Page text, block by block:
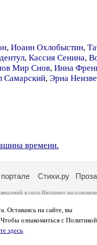
, Иоанн Охлобыстин,
, Кассия Сенина,
Мир Снов, Инна
Самарский, Эрна
времени.
Оставаясь на сайте, вы
ознакомиться с Политикой
здесь.
Стихи.ру
в сети Интернет на
только с согласия его автора, к
законодательства
более подробнуюинформацию о
более полумиллиона
и количество посетителей.